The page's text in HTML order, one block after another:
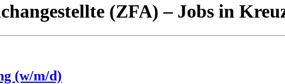
(ZFA) – Jobs in
(w/m/d)